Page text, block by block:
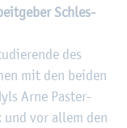
Schles­
des
mit den bei­den
Arne Pas­ter­
und vor allem den